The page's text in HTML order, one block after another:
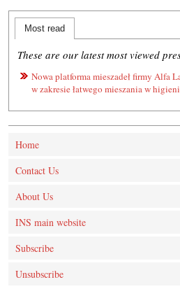
Most read
These are our latest most viewed
Nowa platforma mieszadeł firmy Alfa
w zakresie łatwego mieszania w
Home
Contact Us
About Us
INS main website
Subscribe
Unsubscribe